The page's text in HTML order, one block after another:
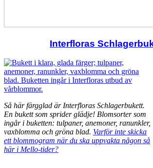
Interfloras
Så här färgglad är Interfloras Schlagerbukett.
En bukett som sprider glädje! Blomsorter som
ingår i buketten: tulpaner, anemoner, ranunkler,
vaxblomma och gröna blad. Varför inte skicka
ett blommogram när du ska uppvakta någon så
här i Mello-tider?